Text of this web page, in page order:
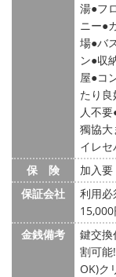
湯 フ
ニー
場 バ
ン 収
屋 コ
たり良
人不要
獨協大
イレセ
保 険
加入要
保証会社
利用
15,000
金銭備考
鍵交換
割可能
OK)ク